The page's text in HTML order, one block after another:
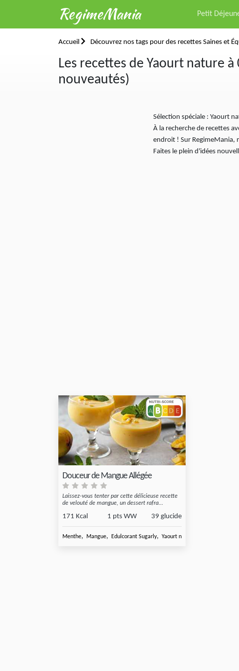
RegimeMania Petit
Accueil Découvrez nos tags pour des recettes Saines et
Les recettes de Yaourt nature
nouveautés)
Sélection spéciale : Yaourt
À la recherche de recettes
endroit ! Sur RegimeMania,
Faites le plein d'idées
Douceur de Mangue Allégée
Laissez-vous tenter par cette délicieuse recette
de velouté de mangue, un dessert rafra...
171 Kcal 1 pts WW 39 glucide
Menthe, Mangue, Edulcorant Sugarly, Yaourt nature à